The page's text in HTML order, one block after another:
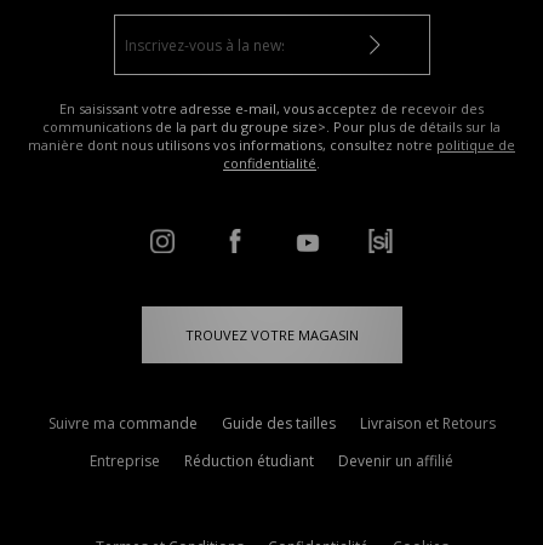
En saisissant votre adresse e-mail, vous acceptez de recevoir des
communications de la part du groupe size>. Pour plus de détails sur la
manière dont nous utilisons vos informations, consultez notre politique de
confidentialité.
TROUVEZ VOTRE MAGASIN
Suivre ma commande Guide des tailles
Livraison et Retours
Entreprise
Réduction étudiant Devenir un affilié